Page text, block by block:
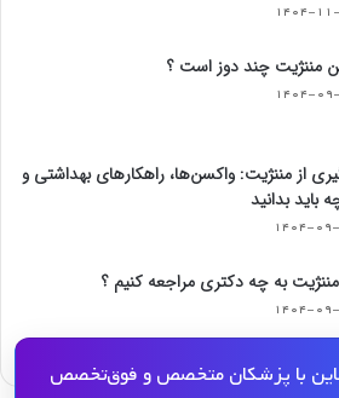
۱۱-۱۹
مننژیت چند دوز است ؟
۰۹-۲۹
از مننژیت: واکسن‌ها، راهکارهای بهداشتی و
باید بدانید
۰۹-۲۸
به چه دکتری مراجعه کنیم ؟
۰۹-۲۷
با پزشکان متخصص و فوق‌تخصص